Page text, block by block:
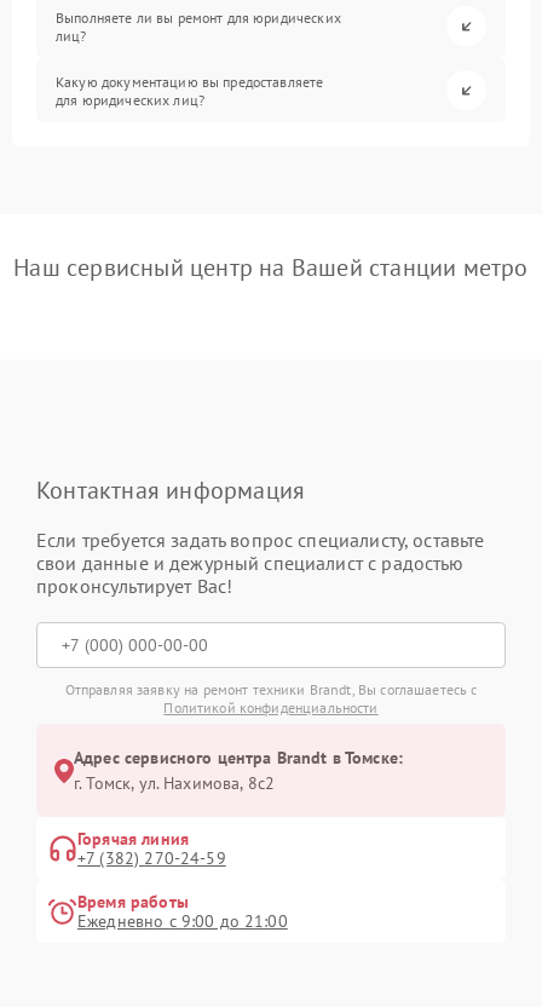
Выполняете ли вы ремонт для юридических
лиц?
Какую документацию вы предоставляете
для юридических лиц?
Наш сервисный центр на Вашей станции метро
Контактная информация
Если требуется задать вопрос специалисту, оставьте
свои данные и дежурный специалист с радостью
проконсультирует Вас!
Отправляя заявку на ремонт техники Brandt, Вы соглашаетесь с
Политикой конфиденциальности
Адрес сервисного центра Brandt в Томске:
г. Томск, ул. Нахимова, 8с2
Горячая линия
+7 (382) 270-24-59
Время работы
Ежедневно с 9:00 до 21:00